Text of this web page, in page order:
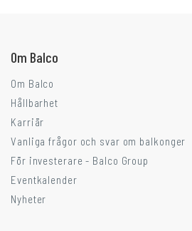
Om Balco
Om Balco
Hållbarhet
Karriär
Vanliga frågor och svar om balkonger
För investerare - Balco Group
Eventkalender
Nyheter